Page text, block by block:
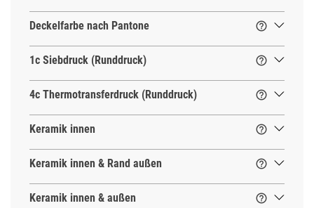

Deckelfarbe nach Pantone

1c Siebdruck (Runddruck)

4c Thermotransferdruck (Runddruck)

Keramik innen

Keramik innen & Rand außen

Keramik innen & außen